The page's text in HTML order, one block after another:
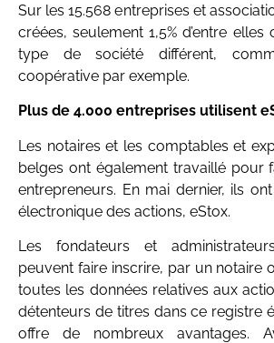
Sur les 15.568 entreprises et
créées, seulement 1,5% d’entre
type de société différent,
coopérative par exemple.
Plus de 4.000 entreprises utilisent
Les notaires et les comptables et
belges ont également travaillé pour
entrepreneurs. En mai dernier, ils
électronique des actions, eStox.
Les fondateurs et
peuvent faire inscrire, par un notaire
toutes les données relatives aux
détenteurs de titres dans ce registre
offre de nombreux avantages.